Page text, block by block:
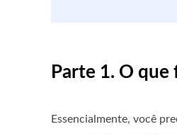
Parte 1. O
Essencialmente, você